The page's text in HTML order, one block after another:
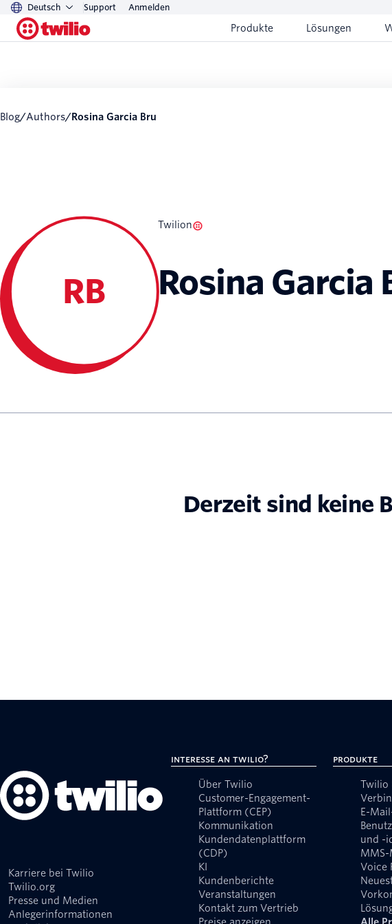
Deutsch Support Anmelden
Produkte Lösungen
Blog/ Authors/ Rosina Garcia Bru
RB
Twilion
Rosina Garcia
Derzeit sind keine
Karriere bei Twilio
Twilio.org
Presse und Medien
Anlegerinformationen
Interesse an Twilio?
Über Twilio
Customer-Engagement-
Plattform (CEP)
Kommunikation
Kundendatenplattform
(CDP)
KI
Kundenberichte
Veranstaltungen
Kontakt zum Vertrieb
Produkte
Twilio
E-
und -
MMS-
Voice